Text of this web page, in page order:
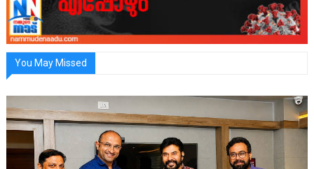
You May Missed